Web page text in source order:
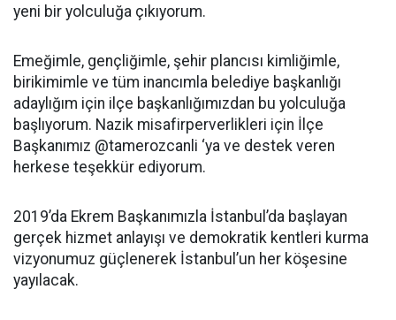
yeni bir yolculuğa çıkıyorum.
Emeğimle, gençliğimle, şehir plancısı kimliğimle,
birikimimle ve tüm inancımla belediye başkanlığı
adaylığım için ilçe başkanlığımızdan bu yolculuğa
başlıyorum. Nazik misafirperverlikleri için İlçe
Başkanımız @tamerozcanli ‘ya ve destek veren
herkese teşekkür ediyorum.
2019’da Ekrem Başkanımızla İstanbul’da başlayan
gerçek hizmet anlayışı ve demokratik kentleri kurma
vizyonumuz güçlenerek İstanbul’un her köşesine
yayılacak.